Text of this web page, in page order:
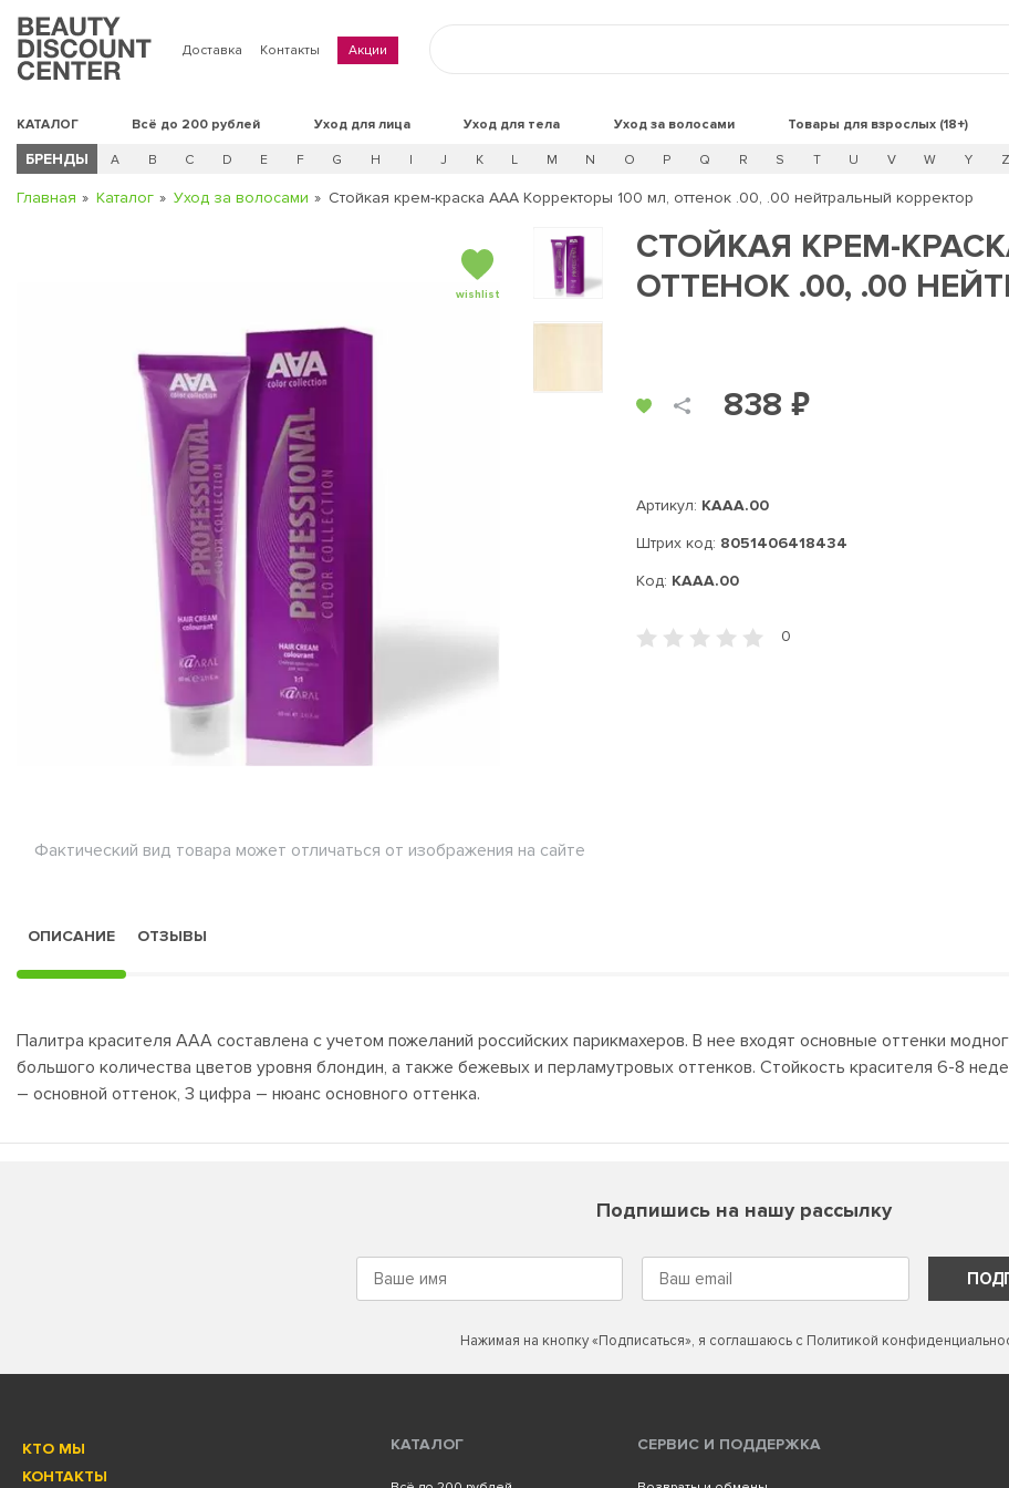
Доставка Контакты Акции
КАТАЛОГ Всё до 200 рублей Уход для лица Уход для тела Уход за волосами Товары для взрослых (18+)
БРЕНДЫ A B C D E F G H I J K L M N O P Q R S T U V W Y Z
Главная Каталог Уход за волосами Стойкая крем-краска AAA Корректоры 100 мл, оттенок .00, .00 нейтральный корректор
wishlist
Фактический вид товара может отличаться от изображения на сайте
СТОЙКАЯ КРЕМ-
ОТТЕНОК .00, .00
838 ₽
Артикул: KAAA.00
Штрих код: 8051406418434
Код: KAAA.00
0
ОПИСАНИЕ ОТЗЫВЫ
Палитра красителя ААА составлена с учетом пожеланий российских парикмахеров. В нее входят основные оттенки
большого количества цветов уровня блондин, а также бежевых и перламутровых оттенков. Стойкость красителя 6-8
– основной оттенок, 3 цифра – нюанс основного оттенка.
Подпишись на нашу рассылку
Нажимая на кнопку «Подписаться», я соглашаюсь с Политикой
КТО МЫ
КОНТАКТЫ
КАТАЛОГ СЕРВИС И ПОДДЕРЖКА